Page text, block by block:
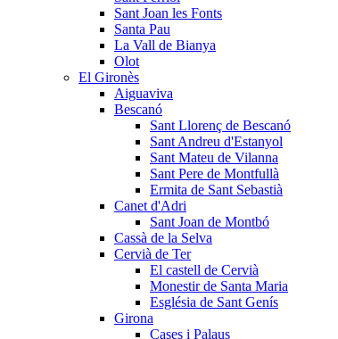
Sant Joan les Fonts
Santa Pau
La Vall de Bianya
Olot
El Gironès
Aiguaviva
Bescanó
Sant Llorenç de Bescanó
Sant Andreu d'Estanyol
Sant Mateu de Vilanna
Sant Pere de Montfullà
Ermita de Sant Sebastià
Canet d'Adri
Sant Joan de Montbó
Cassà de la Selva
Cervià de Ter
El castell de Cervià
Monestir de Santa Maria
Església de Sant Genís
Girona
Cases i Palaus